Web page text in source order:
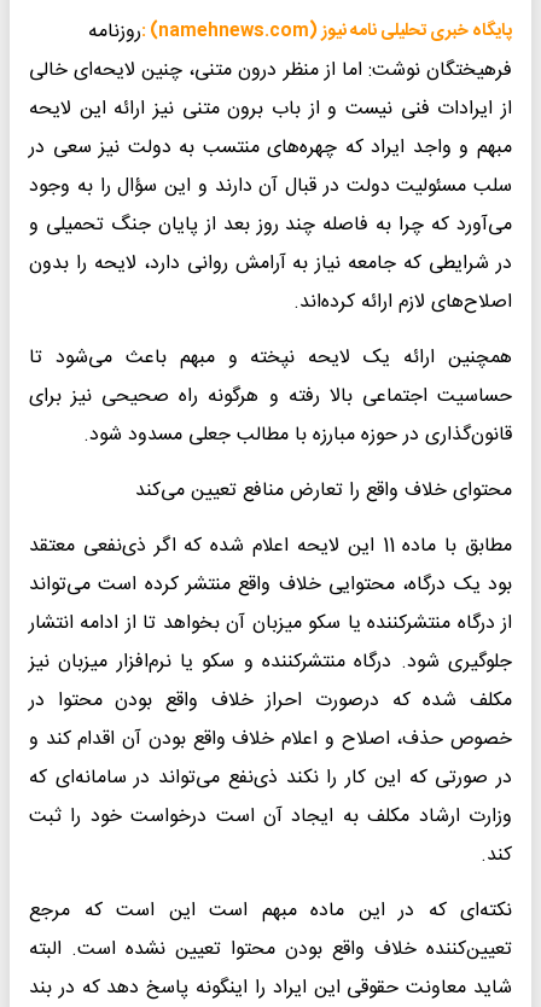
پایگاه خبری تحلیلی نامه نیوز (namehnews.com) :
روزنامه
فرهیختگان نوشت: اما از منظر درون متنی، چنین لایحه‌ای خالی
از ایرادات فنی نیست و از باب برون متنی نیز ارائه این لایحه
مبهم و واجد ایراد که چهره‌های منتسب به دولت نیز سعی در
سلب مسئولیت دولت در قبال آن دارند و این سؤال را به وجود
می‌آورد که چرا به فاصله چند روز بعد از پایان جنگ تحمیلی و
در شرایطی که جامعه نیاز به آرامش روانی دارد، لایحه را بدون
اصلاح‌های لازم ارائه کرده‌اند.
همچنین ارائه یک لایحه نپخته و مبهم باعث می‌شود تا
حساسیت اجتماعی بالا رفته و هرگونه راه صحیحی نیز برای
قانون‌گذاری در حوزه مبارزه با مطالب جعلی مسدود شود.
محتوای خلاف واقع را تعارض منافع تعیین می‌کند
مطابق با ماده 11 این لایحه اعلام شده که اگر ذی‌نفعی معتقد
بود یک درگاه، محتوایی خلاف واقع منتشر کرده است می‌تواند
از درگاه منتشرکننده یا سکو میزبان آن بخواهد تا از ادامه انتشار
جلوگیری شود. درگاه منتشرکننده و سکو یا نرم‌افزار میزبان نیز
مکلف شده‌ که درصورت احراز خلاف واقع بودن محتوا در
خصوص حذف، اصلاح و اعلام خلاف واقع بودن آن اقدام کند و
در صورتی که این کار را نکند ذی‌نفع می‌تواند در سامانه‌ای که
وزارت ارشاد مکلف به ایجاد آن است درخواست خود را ثبت
کند.
نکته‌ای که در این ماده مبهم است این است که مرجع
تعیین‌کننده خلاف واقع بودن محتوا تعیین نشده است. البته
شاید معاونت حقوقی این ایراد را اینگونه پاسخ دهد که در بند